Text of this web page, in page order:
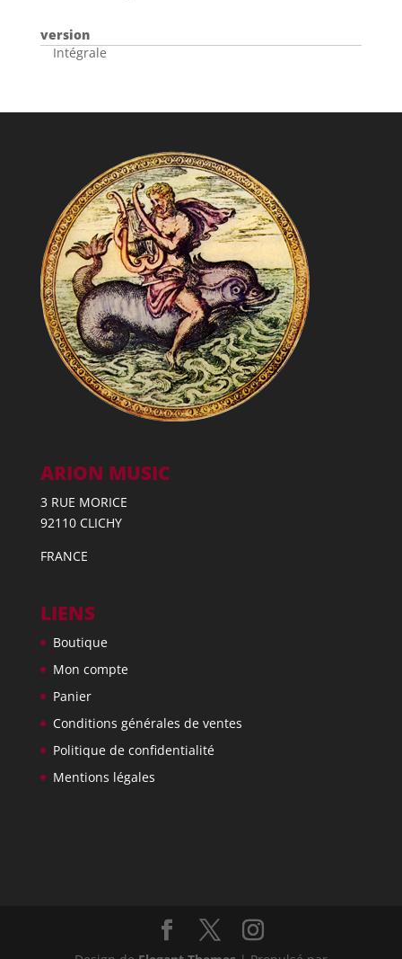
version
Intégrale
ARION MUSIC
3 RUE MORICE
92110 CLICHY
FRANCE
LIENS
Boutique
Mon compte
Panier
Conditions générales de ventes
Politique de confidentialité
Mentions légales